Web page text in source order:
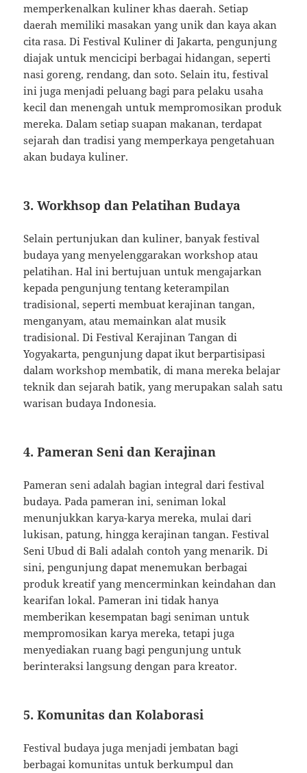
memperkenalkan kuliner khas daerah. Setiap
daerah memiliki masakan yang unik dan kaya akan
cita rasa. Di Festival Kuliner di Jakarta, pengunjung
diajak untuk mencicipi berbagai hidangan, seperti
nasi goreng, rendang, dan soto. Selain itu, festival
ini juga menjadi peluang bagi para pelaku usaha
kecil dan menengah untuk mempromosikan produk
mereka. Dalam setiap suapan makanan, terdapat
sejarah dan tradisi yang memperkaya pengetahuan
akan budaya kuliner.
3. Workhsop dan Pelatihan Budaya
Selain pertunjukan dan kuliner, banyak festival
budaya yang menyelenggarakan workshop atau
pelatihan. Hal ini bertujuan untuk mengajarkan
kepada pengunjung tentang keterampilan
tradisional, seperti membuat kerajinan tangan,
menganyam, atau memainkan alat musik
tradisional. Di Festival Kerajinan Tangan di
Yogyakarta, pengunjung dapat ikut berpartisipasi
dalam workshop membatik, di mana mereka belajar
teknik dan sejarah batik, yang merupakan salah satu
warisan budaya Indonesia.
4. Pameran Seni dan Kerajinan
Pameran seni adalah bagian integral dari festival
budaya. Pada pameran ini, seniman lokal
menunjukkan karya-karya mereka, mulai dari
lukisan, patung, hingga kerajinan tangan. Festival
Seni Ubud di Bali adalah contoh yang menarik. Di
sini, pengunjung dapat menemukan berbagai
produk kreatif yang mencerminkan keindahan dan
kearifan lokal. Pameran ini tidak hanya
memberikan kesempatan bagi seniman untuk
mempromosikan karya mereka, tetapi juga
menyediakan ruang bagi pengunjung untuk
berinteraksi langsung dengan para kreator.
5. Komunitas dan Kolaborasi
Festival budaya juga menjadi jembatan bagi
berbagai komunitas untuk berkumpul dan